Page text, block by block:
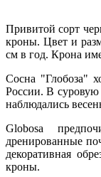
Привитой сорт
кроны. Цвет и
см в год. Крона
Сосна "Глобоза"
России. В
наблюдались
Globosa
дренированные
декоративная
кроны.